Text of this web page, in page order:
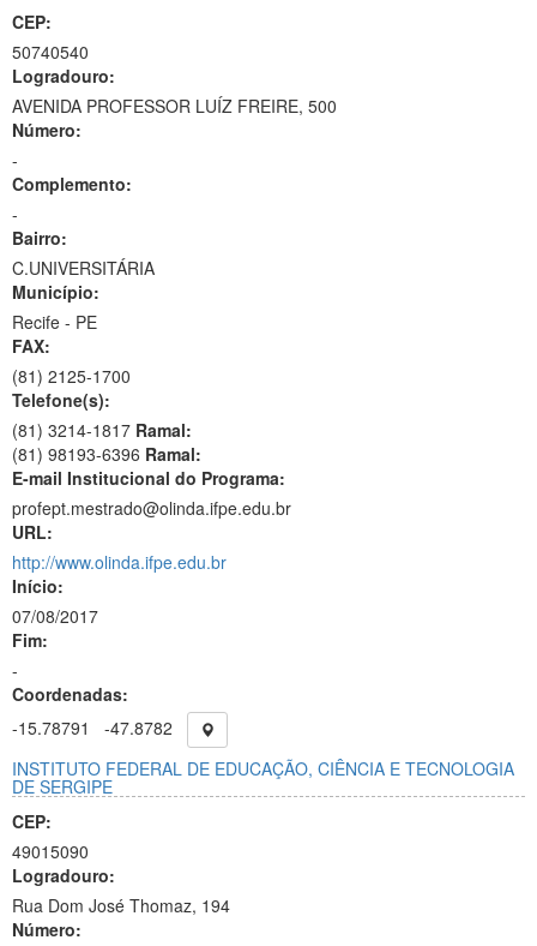
CEP:
50740540
Logradouro:
AVENIDA PROFESSOR LUÍZ FREIRE, 500
Número:
-
Complemento:
-
Bairro:
C.UNIVERSITÁRIA
Município:
Recife - PE
FAX:
(81) 2125-1700
Telefone(s):
(81) 3214-1817 Ramal:
(81) 98193-6396 Ramal:
E-mail Institucional do Programa:
profept.mestrado@olinda.ifpe.edu.br
URL:
http://www.olinda.ifpe.edu.br
Início:
07/08/2017
Fim:
-
Coordenadas:
-15.78791
-47.8782
INSTITUTO FEDERAL DE EDUCAÇÃO, CIÊNCIA E TECNOLOGIA
DE SERGIPE
CEP:
49015090
Logradouro:
Rua Dom José Thomaz, 194
Número: